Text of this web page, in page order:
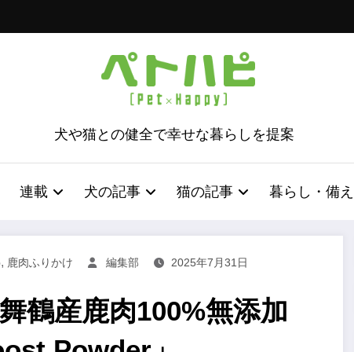
犬や猫との健全で幸せな暮らしを提案
連載 犬の記事 猫の記事 暮らし・備え
, 鹿肉ふりかけ 編集部 2025年7月31日
鶴産鹿肉100%無添加